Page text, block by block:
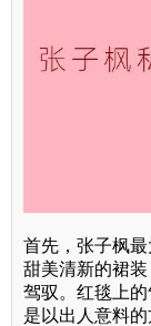
首先，张子枫
甜美清新的裙
驾驭。红毯上
是以出人意料的